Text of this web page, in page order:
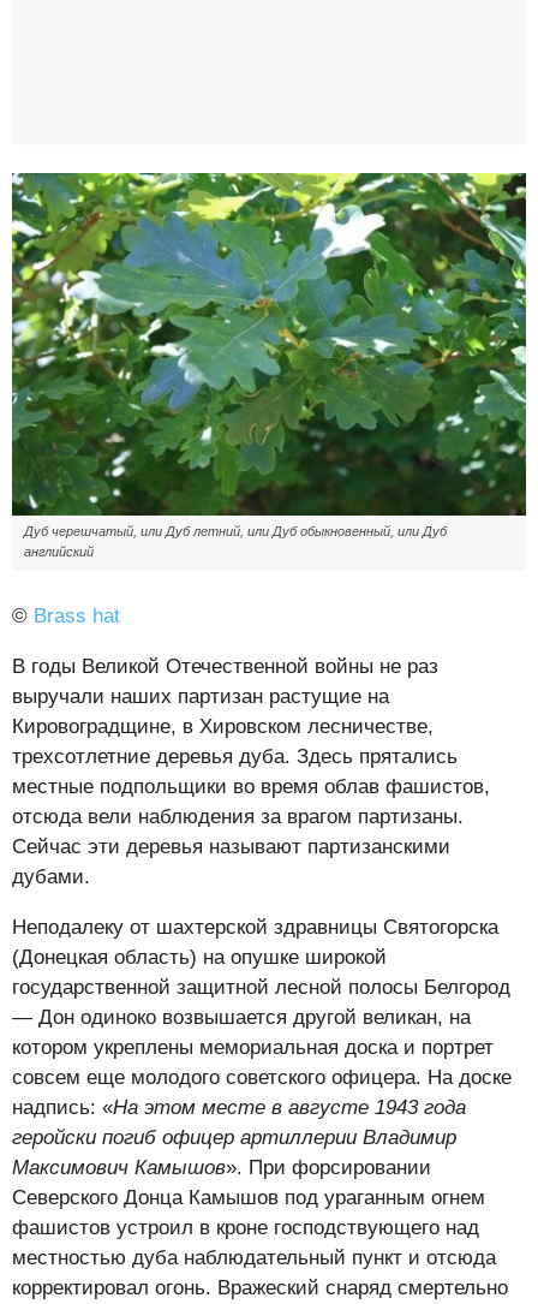
Дуб черешчатый, или Дуб летний, или Дуб обыкновенный, или Дуб
английский
© Brass hat
В годы Великой Отечественной войны не раз
выручали наших партизан растущие на
Кировоградщине, в Хировском лесничестве,
трехсотлетние деревья дуба. Здесь прятались
местные подпольщики во время облав фашистов,
отсюда вели наблюдения за врагом партизаны.
Сейчас эти деревья называют партизанскими
дубами.
Неподалеку от шахтерской здравницы Святогорска
(Донецкая область) на опушке широкой
государственной защитной лесной полосы Белгород
— Дон одиноко возвышается другой великан, на
котором укреплены мемориальная доска и портрет
совсем еще молодого советского офицера. На доске
надпись: «На этом месте в августе 1943 года
геройски погиб офицер артиллерии Владимир
Максимович Камышов». При форсировании
Северского Донца Камышов под ураганным огнем
фашистов устроил в кроне господствующего над
местностью дуба наблюдательный пункт и отсюда
корректировал огонь. Вражеский снаряд смертельно